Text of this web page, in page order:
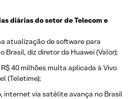
diárias do setor de Telecom e
atualização de software para
Brasil, diz diretor da Huawei (Valor);
40 milhões multa aplicada à Vivo
(Teletime);
internet via satélite avança no Brasil